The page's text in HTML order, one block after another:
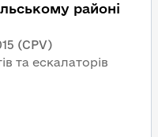
районі
(CPV)
та ескалаторів